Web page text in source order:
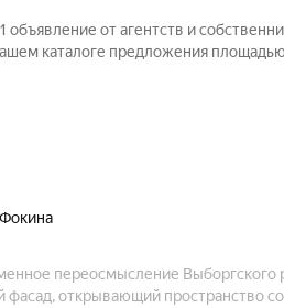
от агентств и
каталоге предложения
переосмысление Выборгского
фасад, открывающий пространство